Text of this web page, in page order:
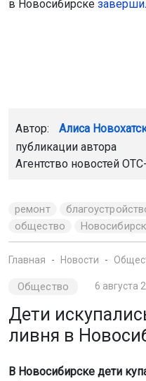
в Новосибирске
Автор: Алиса
публикации автора
Агентство новостей
ремонт
общество
Новосибирск
Главная Новости
Общество 6 августа
Дети
ливня в
В Новосибирске дети